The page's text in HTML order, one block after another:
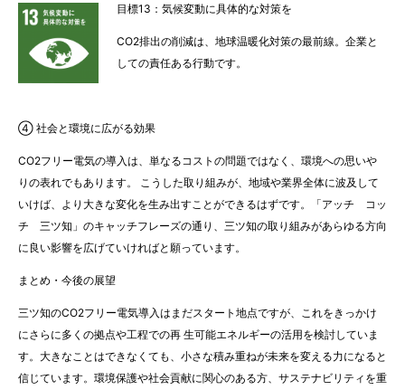
目標13：気候変動に具体的な対策を
CO2排出の削減は、地球温暖化対策の最前線。企業と
しての責任ある行動です。
④ 社会と環境に広がる効果
CO2フリー電気の導入は、単なるコストの問題ではなく、環境への思いや
りの表れでもあります。 こうした取り組みが、地域や業界全体に波及して
いけば、より大きな変化を生み出すことができるはずです。「アッチ コッ
チ 三ツ知」のキャッチフレーズの通り、三ツ知の取り組みがあらゆる方向
に良い影響を広げていければと願っています。
まとめ・今後の展望
三ツ知のCO2フリー電気導入はまだスタート地点ですが、これをきっかけ
にさらに多くの拠点や工程での再 生可能エネルギーの活用を検討していま
す。大きなことはできなくても、小さな積み重ねが未来を変える力になると
信じています。環境保護や社会貢献に関心のある方、サステナビリティを重